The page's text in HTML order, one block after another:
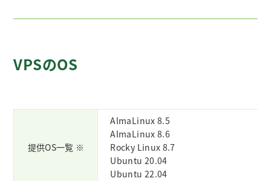
VPSのOS
提供OS一覧 ※
AlmaLinux 8.5
AlmaLinux 8.6
Rocky Linux 8.7
Ubuntu 20.04
Ubuntu 22.04